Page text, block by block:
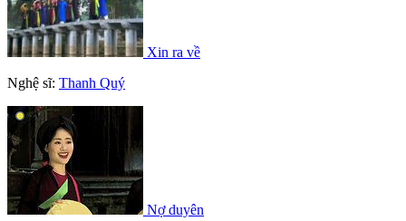
Xin ra về
Nghệ sĩ: Thanh Quý
Nợ duyên